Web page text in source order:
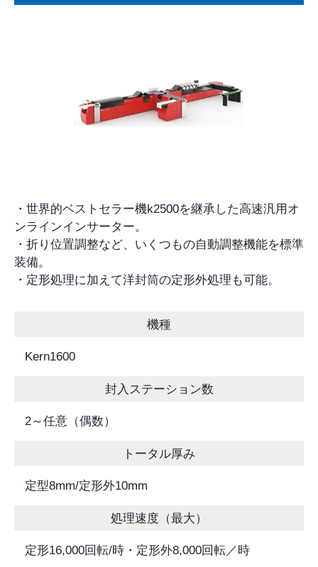
・世界的ベストセラー機k2500を継承した高速汎用オ
ンラインインサーター。
・折り位置調整など、いくつもの自動調整機能を標準
装備。
・定形処理に加えて洋封筒の定形外処理も可能。
機種
Kern1600
封入ステーション数
2～任意（偶数）
トータル厚み
定型8mm/定形外10mm
処理速度（最大）
定形16,000回転/時・定形外8,000回転／時